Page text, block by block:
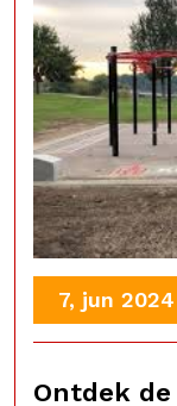
7, jun 2024
Ontdek